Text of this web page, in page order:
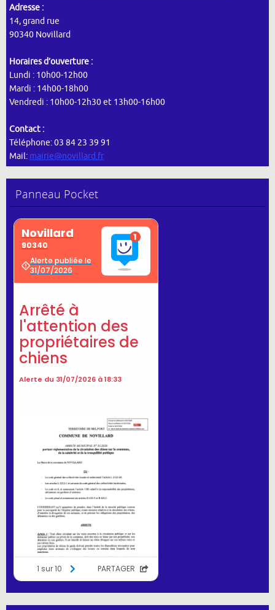
Adresse :
14, grand rue
90340 Novillard
Horaires d’ouverture :
Lundi : 10h00-12h00
Mardi : 14h00-18h00
Vendredi : 10h00-12h30 et 13h00-16h00
Contact :
Téléphone: 03 84 23 39 91
Mail: mairie@novillard.fr
Panneau Pocket